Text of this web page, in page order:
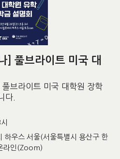
] 풀브라이트 미국 대
브라이트 미국 대학원 장학
다.
하우스 서울(서울특별시 용산구 한
라인(Zoom)